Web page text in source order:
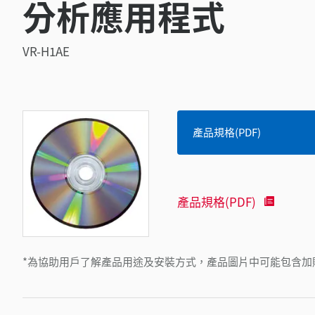
分析應用程式
VR-H1AE
*為協助用戶了解產品用途及安裝方式，產品圖片中可能包含
產品規格(PDF)
產品規格(PDF)